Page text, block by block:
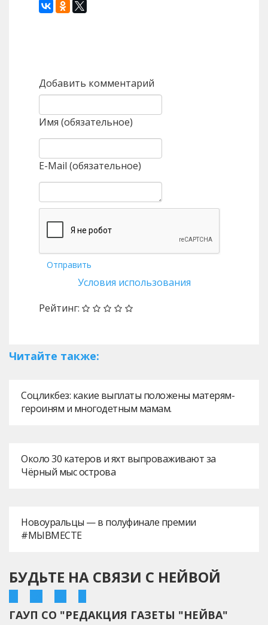
Добавить комментарий
Имя (обязательное)
E-Mail (обязательное)
Отправить
Условия использования
Рейтинг:
Читайте также:
Соцликбез: какие выплаты положены матерям-
героиням и многодетным мамам.
Около 30 катеров и яхт выпроваживают за
Чёрный мыс острова
Новоуральцы — в полуфинале премии
#МЫВМЕСТЕ
БУДЬТЕ НА СВЯЗИ С НЕЙВОЙ
ГАУП СО "РЕДАКЦИЯ ГАЗЕТЫ "НЕЙВА"